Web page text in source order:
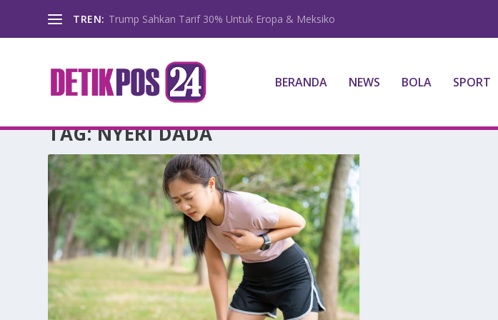
TREN: Trump Sahkan Tarif 30% Untuk Eropa & Meksiko
BERANDA NEWS BOLA SPORT
TAG:NYERI DADA